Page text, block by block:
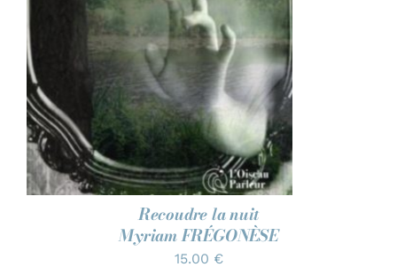
Recoudre la nuit
Myriam FRÉGONÈSE
15.00 €